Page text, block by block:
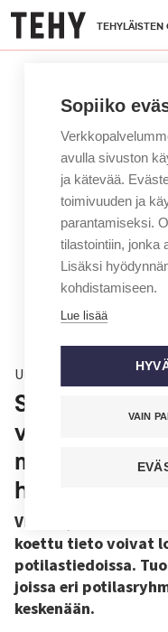
Hyppää
pääsisältöön
TEHYLÄISTEN
Uutinen
Selvitys
voivat loukata
herkkiä
Virheet,
koettu tieto voivat
potilastiedoissa.
joissa eri
keskenään.
Sopiiko
avulla sivuston
ja kätevää.
toimivuuden ja
parantamiseksi.
tilastointiin, jonka
Lisäksi
kohdistamiseen.
Lue lisää
VAIN